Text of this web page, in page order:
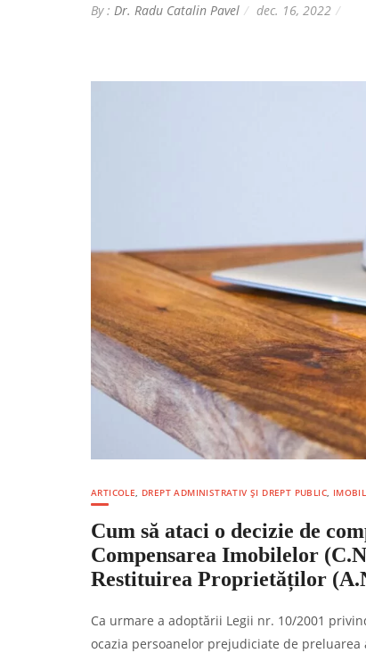
By : Dr. Radu Catalin Pavel dec. 16, 2022
ARTICOLE DREPT ADMINISTRATIV ȘI DREPT PUBLIC
Cum să ataci o decizie de
Compensarea Imobilelor
Restituirea Proprietăților
Ca urmare a adoptării Legii nr. 10/2001
ocazia persoanelor prejudiciate de